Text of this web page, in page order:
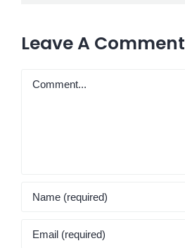
Leave A Comment
Comment